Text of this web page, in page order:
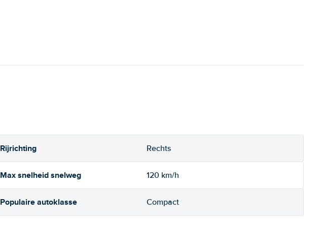
Rijrichting Rechts
Max snelheid snelweg 120 km/h
Populaire autoklasse Compact